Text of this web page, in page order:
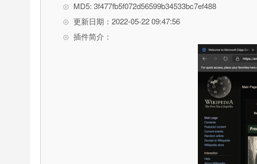
MD5: 3f477fb5f072d56599b34533bc7ef488
更新日期：2022-05-22 09:47:56
插件简介：